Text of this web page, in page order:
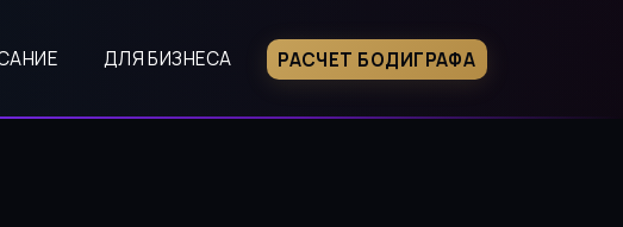
ДЛЯ БИЗНЕСА РАСЧЕТ БОДИГРАФА